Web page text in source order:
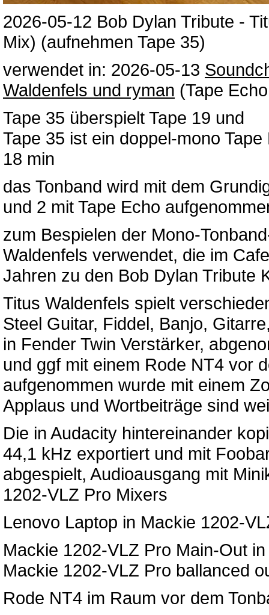
2026-05-12 Bob Dylan Tribute -
Mix) (aufnehmen Tape 35)
verwendet in: 2026-05-13
Waldenfels und ryman (Tape
Tape 35 überspielt Tape 19 und
Tape 35 ist ein doppel-mono
18 min
das Tonband wird mit dem
und 2 mit Tape Echo
zum Bespielen der Mono-
Waldenfels verwendet, die im
Jahren zu den Bob Dylan Tribute
Titus Waldenfels spielt
Steel Guitar, Fiddel, Banjo,
in Fender Twin Verstärker,
und ggf mit einem Rode NT4 vor
aufgenommen wurde mit einem
Applaus und Wortbeiträge sind
Die in Audacity hintereinander
44,1 kHz exportiert und mit
abgespielt, Audioausgang mit
1202-VLZ Pro Mixers
Lenovo Laptop in Mackie 1202-
Mackie 1202-VLZ Pro Main-Out
Mackie 1202-VLZ Pro ballanced
Rode NT4 im Raum vor dem